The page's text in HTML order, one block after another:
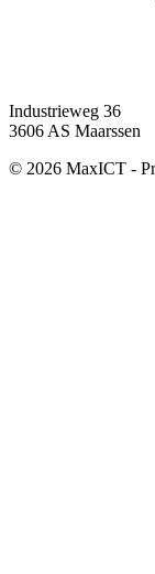
Industrieweg 36
3606 AS Maarssen
© 2026 MaxICT -